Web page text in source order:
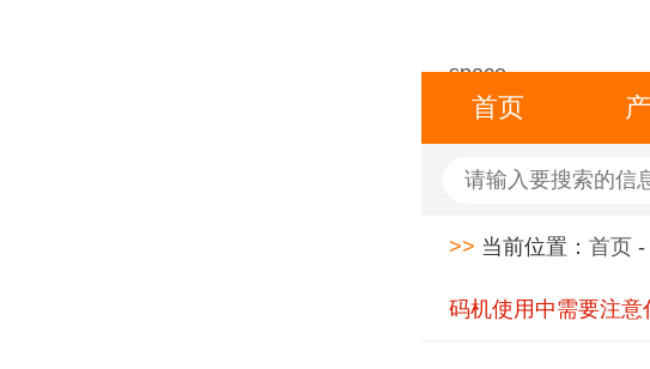
space
首页
>> 当前位置： 首页 -
码机使用中需要注意